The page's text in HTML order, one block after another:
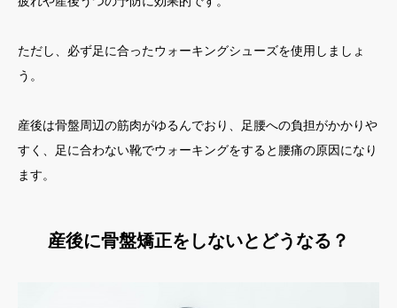
ただし、必ず足に合ったウォーキングシューズを使用しましょ
う。
産後は骨盤周辺の筋肉がゆるんでおり、足腰への負担がかかりや
すく、足に合わない靴でウォーキングをすると腰痛の原因になり
ます。
産後に骨盤矯正をしないとどうなる？